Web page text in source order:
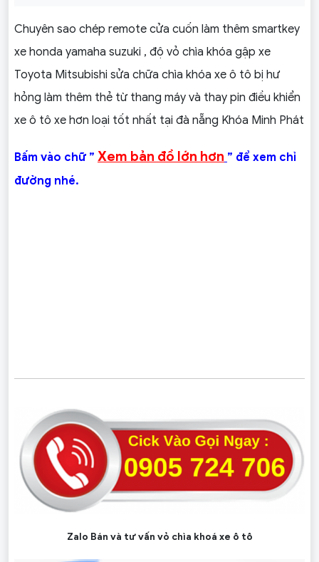
Chuyên sao chép remote cửa cuốn làm thêm smartkey
xe honda yamaha suzuki , độ vỏ chìa khóa gập xe
Toyota Mitsubishi sửa chữa chìa khóa xe ô tô bị hư
hỏng làm thêm thẻ từ thang máy và thay pin điều khiển
xe ô tô xe hơn loại tốt nhất tại đà nẵng Khóa Minh Phát
Bấm vào chữ ” Xem bản đồ lớn hơn ” để xem chỉ
đường nhé.
Zalo Bán và tư vấn vỏ chìa khoá xe ô tô